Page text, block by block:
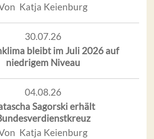
Katja Keienburg
30.07.26
bleibt im Juli 2026 auf
niedrigem Niveau
04.08.26
Sagorski erhält
Katja Keienburg